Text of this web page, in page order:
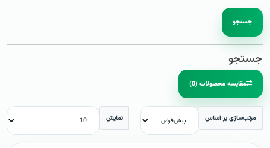
جستجو
جستجو
مقایسه محصولات (0)
مرتب‌سازی بر اساس نمایش